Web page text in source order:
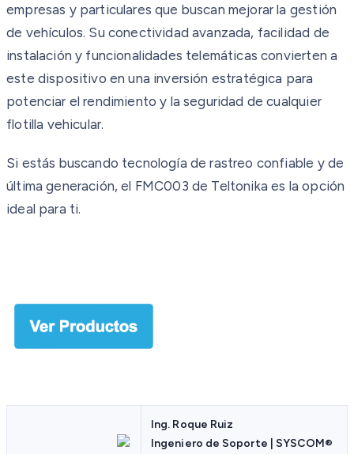
empresas y particulares que buscan mejorar la gestión
de vehículos. Su conectividad avanzada, facilidad de
instalación y funcionalidades telemáticas convierten a
este dispositivo en una inversión estratégica para
potenciar el rendimiento y la seguridad de cualquier
flotilla vehicular.
Si estás buscando tecnología de rastreo confiable y de
última generación, el FMC003 de Teltonika es la opción
ideal para ti.
Ing. Roque Ruiz
Ingeniero de Soporte | SYSCOM®